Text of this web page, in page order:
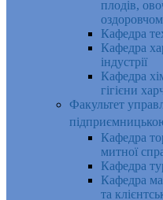
плодів,
Кафедра
Кафедра
індустрії
Кафедра
гігієни
Факультет
Кафедра
митної
Кафедра
Кафедра
та